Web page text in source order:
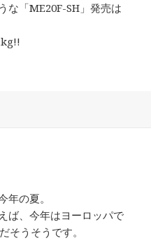
な「ME20F-SH」発売は
年の夏。
ば、今年はヨーロッパで
そうそうです。